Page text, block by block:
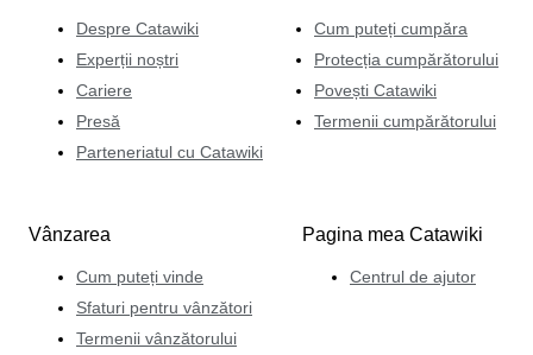
Despre Catawiki
Experții noștri
Cariere
Presă
Parteneriatul cu Catawiki
Cum puteți cumpăra
Protecția cumpărătorului
Povești Catawiki
Termenii cumpărătorului
Vânzarea
Cum puteți vinde
Sfaturi pentru vânzători
Termenii vânzătorului
Pagina mea Catawiki
Centrul de ajutor